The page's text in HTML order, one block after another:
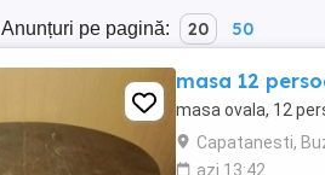
Anunțuri pe pagină: 20 50
masa 12
masa ovala, 12
Capatanesti,
azi 13:42